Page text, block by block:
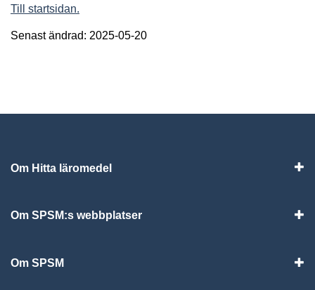
Till startsidan.
Senast ändrad: 2025-05-20
Om Hitta läromedel
Om SPSM:s webbplatser
Om SPSM